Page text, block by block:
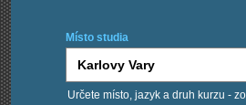
Místo studia
Určete místo, jazyk a druh kurzu -